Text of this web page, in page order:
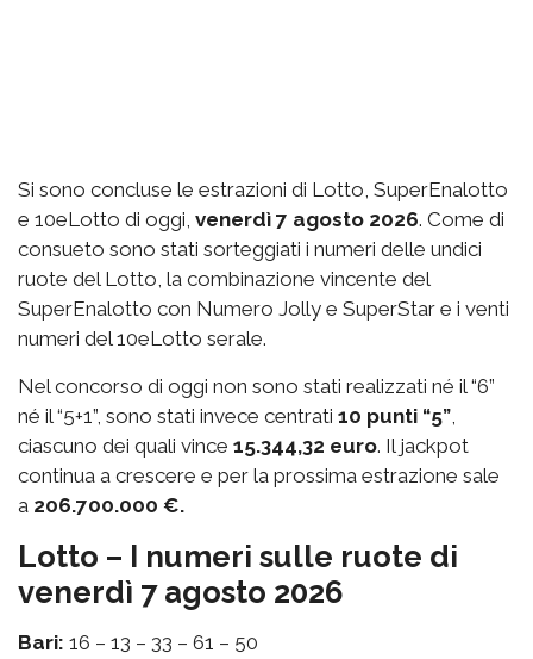
Si sono concluse le estrazioni di Lotto, SuperEnalotto
e 10eLotto di oggi, venerdì 7 agosto 2026. Come di
consueto sono stati sorteggiati i numeri delle undici
ruote del Lotto, la combinazione vincente del
SuperEnalotto con Numero Jolly e SuperStar e i venti
numeri del 10eLotto serale.
Nel concorso di oggi non sono stati realizzati né il “6”
né il “5+1”, sono stati invece centrati 10 punti “5”
ciascuno dei quali vince 15.344,32 euro. Il jackpot
continua a crescere e per la prossima estrazione sale
a 206.700.000 €.
Lotto – I numeri sulle ruote di
venerdì 7 agosto 2026
Bari: 16 – 13 – 33 – 61 – 50